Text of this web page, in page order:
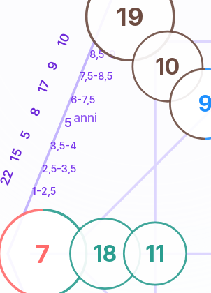
1-2,5
2,5-3,5
3,5-4
6-7,5
7,5-8,5
8,5-9
22
15
5
8
17
9
10
7
19
18 11
10
9
5anni